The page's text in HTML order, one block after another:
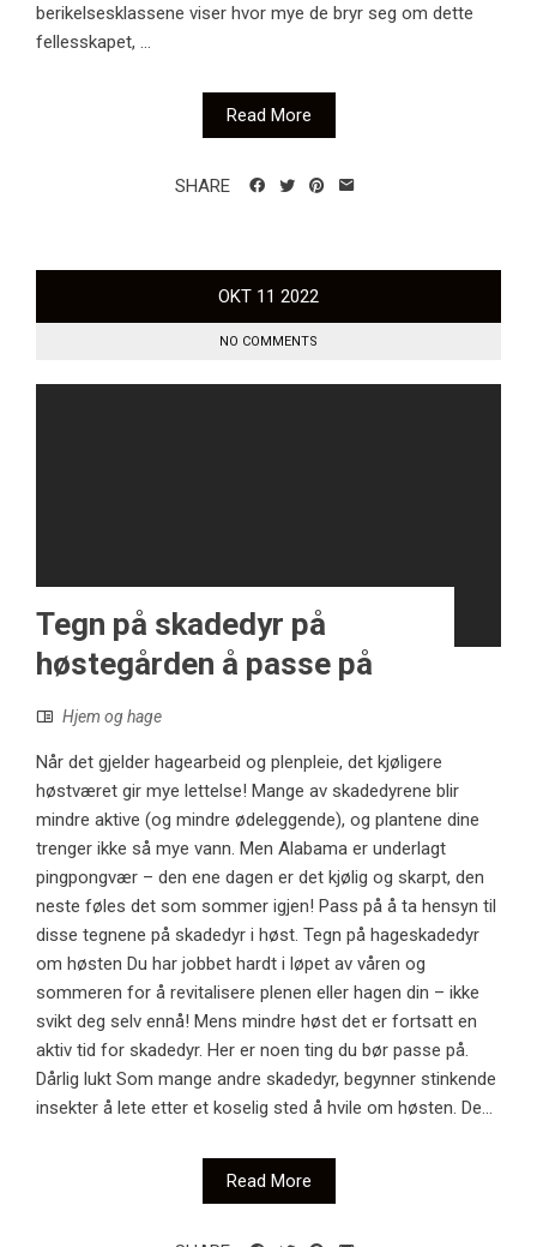
berikelsesklassene viser hvor mye de bryr seg om dette
fellesskapet, ...
Read More
SHARE
OKT 11 2022
NO COMMENTS
Tegn på skadedyr på
høstegården å passe på
Hjem og hage
Når det gjelder hagearbeid og plenpleie, det kjøligere
høstværet gir mye lettelse! Mange av skadedyrene blir
mindre aktive (og mindre ødeleggende), og plantene dine
trenger ikke så mye vann. Men Alabama er underlagt
pingpongvær – den ene dagen er det kjølig og skarpt, den
neste føles det som sommer igjen! Pass på å ta hensyn til
disse tegnene på skadedyr i høst. Tegn på hageskadedyr
om høsten Du har jobbet hardt i løpet av våren og
sommeren for å revitalisere plenen eller hagen din – ikke
svikt deg selv ennå! Mens mindre høst det er fortsatt en
aktiv tid for skadedyr. Her er noen ting du bør passe på.
Dårlig lukt Som mange andre skadedyr, begynner stinkende
insekter å lete etter et koselig sted å hvile om høsten. De...
Read More